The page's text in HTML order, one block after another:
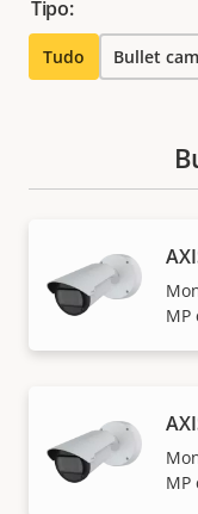
Tipo:
Tudo Bullet
MP
MP